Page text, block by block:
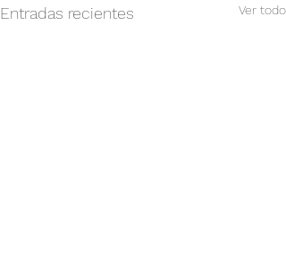
Entradas recientes Ver todo